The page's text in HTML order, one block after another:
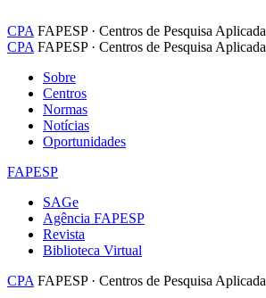
CPA FAPESP · Centros de Pesquisa Aplicada
CPA FAPESP · Centros de Pesquisa Aplicada
Sobre
Centros
Normas
Notícias
Oportunidades
FAPESP
SAGe
Agência FAPESP
Revista
Biblioteca Virtual
CPA FAPESP · Centros de Pesquisa Aplicada